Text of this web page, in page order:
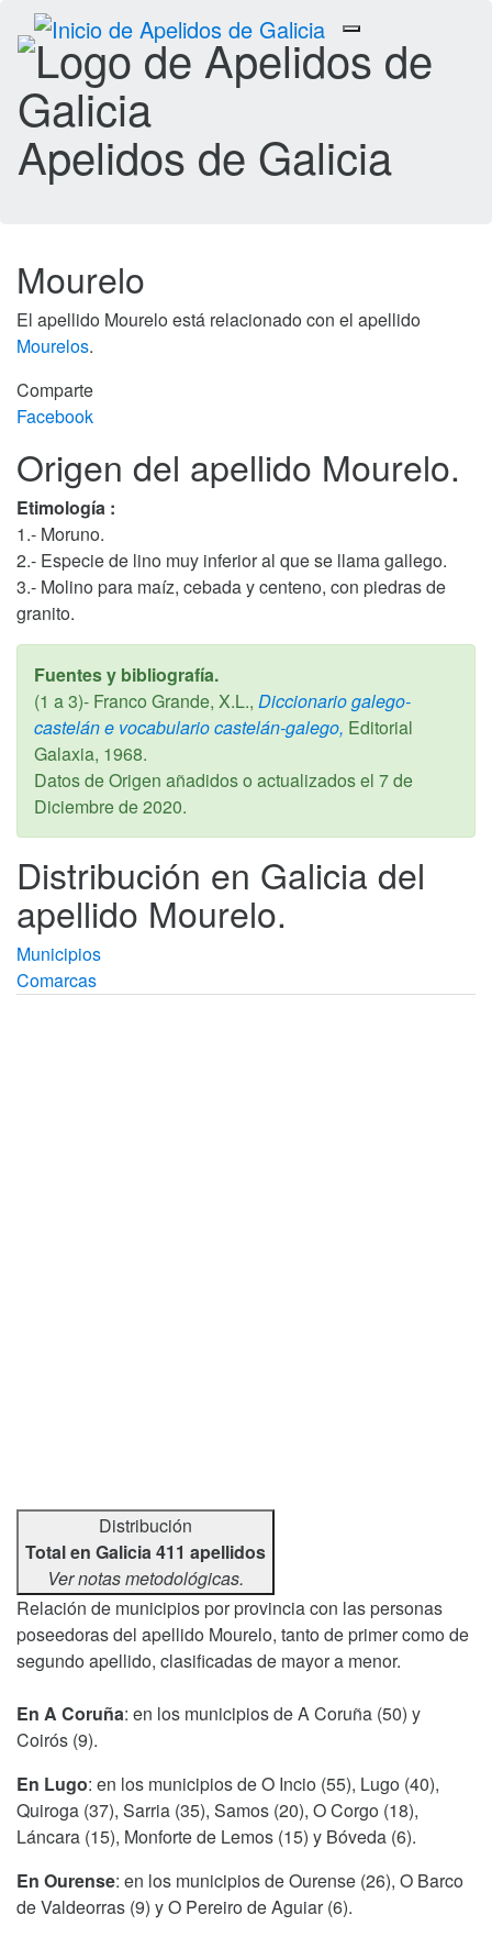
Toggle
navigation
Apelidos de Galicia
Mourelo
El apellido Mourelo está relacionado con el apellido
Mourelos.
Comparte
Facebook
Origen del apellido Mourelo.
Etimología :
1.- Moruno.
2.- Especie de lino muy inferior al que se llama gallego.
3.- Molino para maíz, cebada y centeno, con piedras de
granito.
Fuentes y bibliografía.
(1 a 3)- Franco Grande, X.L., Diccionario galego-
castelán e vocabulario castelán-galego, Editorial
Galaxia, 1968.
Datos de Origen añadidos o actualizados el 7 de
Diciembre de 2020.
Distribución en Galicia del
apellido Mourelo.
Municipios
Comarcas
Distribución
Total en Galicia 411 apellidos
Ver notas metodológicas.
Relación de municipios por provincia con las personas
poseedoras del apellido Mourelo, tanto de primer como de
segundo apellido, clasificadas de mayor a menor.
En A Coruña: en los municipios de A Coruña (50) y
Coirós (9).
En Lugo: en los municipios de O Incio (55), Lugo (40),
Quiroga (37), Sarria (35), Samos (20), O Corgo (18),
Láncara (15), Monforte de Lemos (15) y Bóveda (6).
En Ourense: en los municipios de Ourense (26), O Barco
de Valdeorras (9) y O Pereiro de Aguiar (6).